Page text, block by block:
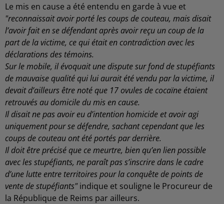
Le mis en cause a été entendu en garde à vue et
"reconnaissait avoir porté les coups de couteau, mais disait
l’avoir fait en se défendant après avoir reçu un coup de la
part de la victime, ce qui était en contradiction avec les
déclarations des témoins.
Sur le mobile, il évoquait une dispute sur fond de stupéfiants
de mauvaise qualité qui lui aurait été vendu par la victime, il
devait d’ailleurs être noté que 17 ovules de cocaïne étaient
retrouvés au domicile du mis en cause.
Il disait ne pas avoir eu d’intention homicide et avoir agi
uniquement pour se défendre, sachant cependant que les
coups de couteau ont été portés par derrière.
Il doit être précisé que ce meurtre, bien qu’en lien possible
avec les stupéfiants, ne paraît pas s’inscrire dans le cadre
d’une lutte entre territoires pour la conquête de points de
vente de stupéfiants"indique et souligne le Procureur de
la République de Reims par ailleurs.